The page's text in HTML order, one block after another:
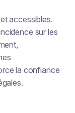
accessibles.
sur les
la confiance